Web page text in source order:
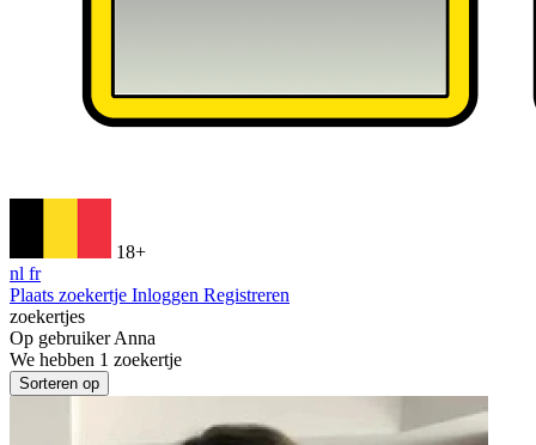
18+
nl fr
Plaats zoekertje Inloggen Registreren
zoekertjes
Op gebruikerAnna
We hebben 1 zoekertje
Sorteren op